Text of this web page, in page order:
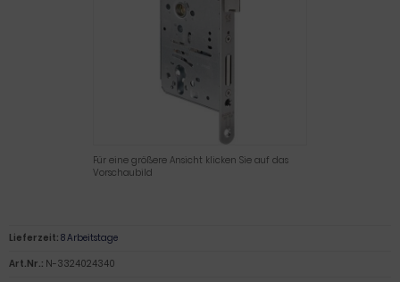
Für eine größere Ansicht klicken Sie auf das
Vorschaubild
Lieferzeit: 8 Arbeitstage
Art.Nr.: N-3324024340